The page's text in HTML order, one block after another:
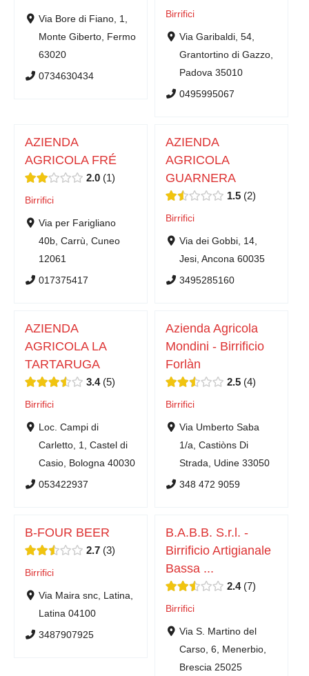
Via Bore di Fiano, 1,
Monte Giberto, Fermo
63020
0734630434
Birrifici
Via Garibaldi, 54,
Grantortino di Gazzo,
Padova 35010
0495995067
AZIENDA
AGRICOLA FRÉ
2.0 1
Birrifici
Via per Farigliano
40b, Carrù, Cuneo
12061
017375417
AZIENDA
AGRICOLA
GUARNERA
1.5 2
Birrifici
Via dei Gobbi, 14,
Jesi, Ancona 60035
3495285160
AZIENDA
AGRICOLA LA
TARTARUGA
3.4 5
Birrifici
Loc. Campi di
Carletto, 1, Castel di
Casio, Bologna 40030
053422937
Azienda Agricola
Mondini - Birrificio
Forlàn
2.5 4
Birrifici
Via Umberto Saba
1/a, Castiòns Di
Strada, Udine 33050
348 472 9059
B-FOUR BEER
2.7 3
Birrifici
Via Maira snc, Latina,
Latina 04100
3487907925
B.A.B.B. S.r.l. -
Birrificio Artigianale
Bassa ...
2.4 7
Birrifici
Via S. Martino del
Carso, 6, Menerbio,
Brescia 25025